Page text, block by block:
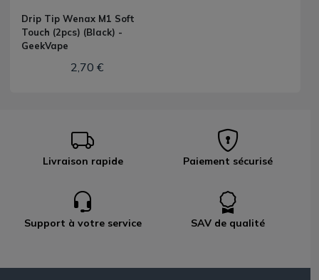
Drip Tip Wenax M1 Soft
Touch (2pcs) (Black) -
GeekVape
2,70 €
Livraison rapide Paiement sécurisé
Support à votre service SAV de qualité